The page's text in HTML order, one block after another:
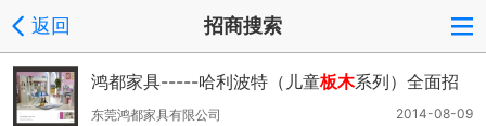
返回 招商搜索
鸿都家具-----哈利波特（儿童板木系列）全面招
商
2014-08-09
东莞鸿都家具有限公司